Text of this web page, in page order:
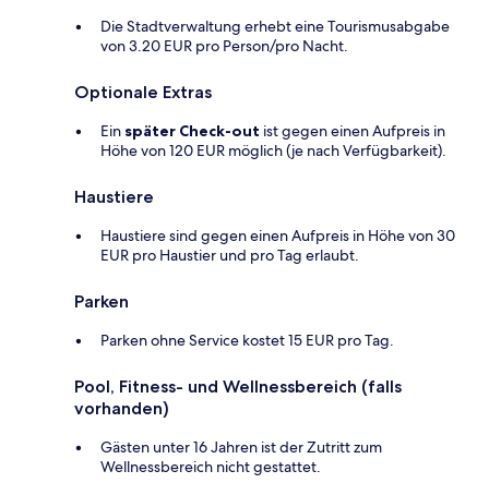
Die Stadtverwaltung erhebt eine Tourismusabgabe
von 3.20 EUR pro Person/pro Nacht.
Optionale Extras
Ein später Check-out ist gegen einen Aufpreis in
Höhe von 120 EUR möglich (je nach Verfügbarkeit).
Haustiere
Haustiere sind gegen einen Aufpreis in Höhe von 30
EUR pro Haustier und pro Tag erlaubt.
Parken
Parken ohne Service kostet 15 EUR pro Tag.
Pool, Fitness- und Wellnessbereich (falls
vorhanden)
Gästen unter 16 Jahren ist der Zutritt zum
Wellnessbereich nicht gestattet.